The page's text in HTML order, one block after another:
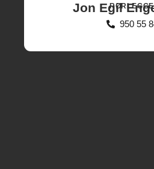
Jon Egil
950 55